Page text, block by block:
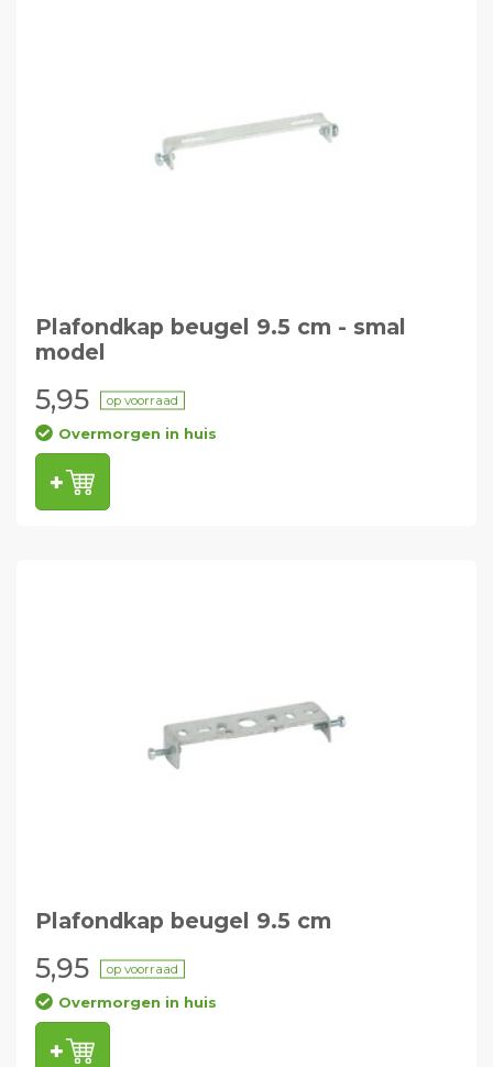
Plafondkap beugel 9.5 cm - smal
model
5,95 op voorraad
Overmorgen in huis
Plafondkap beugel 9.5 cm
5,95 op voorraad
Overmorgen in huis